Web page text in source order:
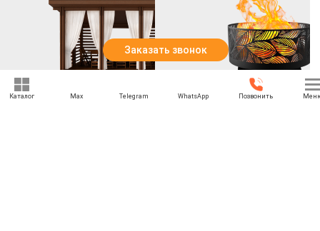
Смотреть все товары Смотреть все товары
Заказать звонок
Каталог Max Telegram WhatsApp Позвонить